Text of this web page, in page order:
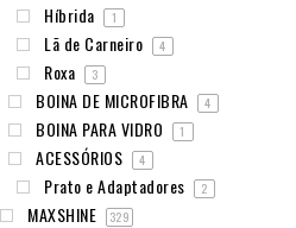
Híbrida 1
Lã de Carneiro 4
Roxa 3
BOINA DE MICROFIBRA 4
BOINA PARA VIDRO 1
ACESSÓRIOS 4
Prato e Adaptadores 2
MAXSHINE 329